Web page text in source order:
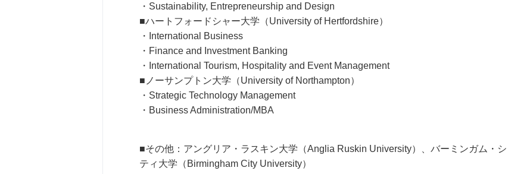
・Sustainability, Entrepreneurship and Design
■ハートフォードシャー大学（University of Hertfordshire）
・International Business
・Finance and Investment Banking
・International Tourism, Hospitality and Event Management
■ノーサンプトン大学（University of Northampton）
・Strategic Technology Management
・Business Administration/MBA
■その他：アングリア・ラスキン大学（Anglia Ruskin University）、バーミンガム・シ
ティ大学（Birmingham City University）